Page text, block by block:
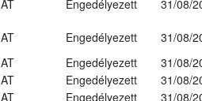
AT Engedélyezett
31/08/
AT Engedélyezett
31/08/
AT Engedélyezett
31/08/
AT Engedélyezett
31/08/
AT Engedélyezett
31/08/